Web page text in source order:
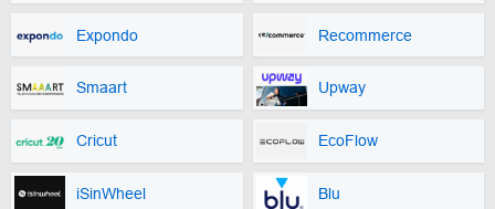
Expondo Recommerce
Smaart Upway
Cricut EcoFlow
iSinWheel Blu